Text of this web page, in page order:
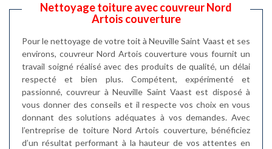
Nettoyage toiture avec couvreur Nord
Artois couverture
Pour le nettoyage de votre toit à Neuville Saint Vaast et ses
environs, couvreur Nord Artois couverture vous fournit un
travail soigné réalisé avec des produits de qualité, un délai
respecté et bien plus. Compétent, expérimenté et
passionné, couvreur à Neuville Saint Vaast est disposé à
vous donner des conseils et il respecte vos choix en vous
donnant des solutions adéquates à vos demandes. Avec
l’entreprise de toiture Nord Artois couverture, bénéficiez
d’un résultat performant à la hauteur de vos attentes en